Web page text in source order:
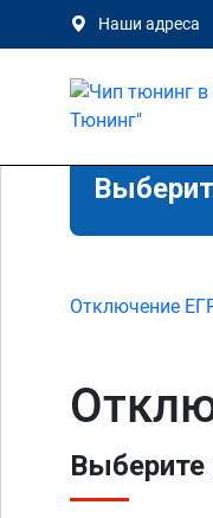
Наши адреса
Отключение